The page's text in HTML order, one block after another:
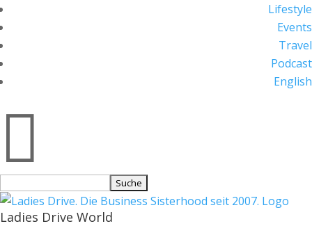
Lifestyle
Events
Travel
Podcast
English

nach:
Ladies Drive World